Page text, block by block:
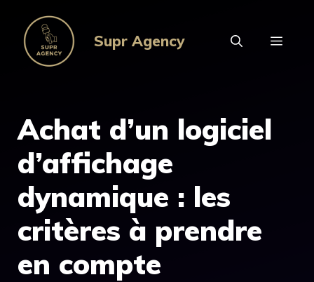
contenu
Supr Agency
Achat d’un logiciel
d’affichage
dynamique : les
critères à prendre
en compte